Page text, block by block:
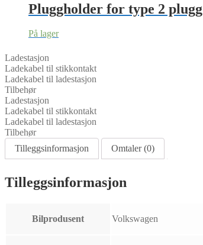
Pluggholder for type 2 plugg
På lager
Ladestasjon
Ladekabel til stikkontakt
Ladekabel til ladestasjon
Tilbehør
Ladestasjon
Ladekabel til stikkontakt
Ladekabel til ladestasjon
Tilbehør
Tilleggsinformasjon
Omtaler (0)
Tilleggsinformasjon
Bilprodusent Volkswagen